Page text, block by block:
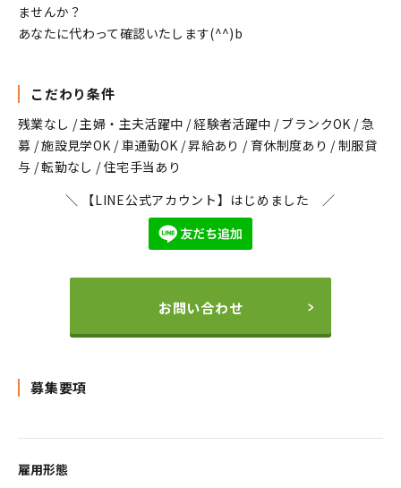
ませんか？
あなたに代わって確認いたします(^^)b
こだわり条件
残業なし / 主婦・主夫活躍中 / 経験者活躍中 / ブランクOK / 急
募 / 施設見学OK / 車通勤OK / 昇給あり / 育休制度あり / 制服貸
与 / 転勤なし / 住宅手当あり
＼ 【LINE公式アカウント】はじめました ／
お問い合わせ
募集要項
雇用形態